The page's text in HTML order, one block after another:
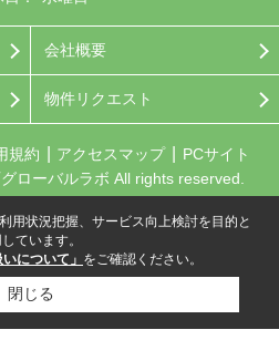
会社概要
物件リクエスト
規約 アクセスマップ
PCサイト
ローバルラボ All rights reserved.
用状況把握、サービス向上検討を目的と
ています。
について」 をご確認ください。
閉じる